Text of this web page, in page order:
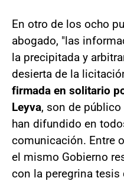
En otro de los ocho
abogado, "las
la precipitada y
desierta de la
firmada en solitario
Leyva, son de
han difundido en
comunicación. Entre
el mismo Gobierno
con la peregrina